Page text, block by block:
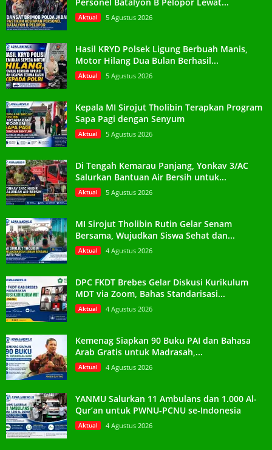
Aktual 5 Agustus 2026
Hasil KRYD Polsek Ligung Berbuah Manis,
Motor Hilang Dua Bulan Berhasil...
Aktual 5 Agustus 2026
Kepala MI Sirojut Tholibin Terapkan Program
Sapa Pagi dengan Senyum
Aktual 5 Agustus 2026
Di Tengah Kemarau Panjang, Yonkav 3/AC
Salurkan Bantuan Air Bersih untuk...
Aktual 5 Agustus 2026
MI Sirojut Tholibin Rutin Gelar Senam
Bersama, Wujudkan Siswa Sehat dan...
Aktual 4 Agustus 2026
DPC FKDT Brebes Gelar Diskusi Kurikulum
MDT via Zoom, Bahas Standarisasi...
Aktual 4 Agustus 2026
Kemenag Siapkan 90 Buku PAI dan Bahasa
Arab Gratis untuk Madrasah,...
Aktual 4 Agustus 2026
YANMU Salurkan 11 Ambulans dan 1.000 Al-
Qur’an untuk PWNU-PCNU se-Indonesia
Aktual 4 Agustus 2026